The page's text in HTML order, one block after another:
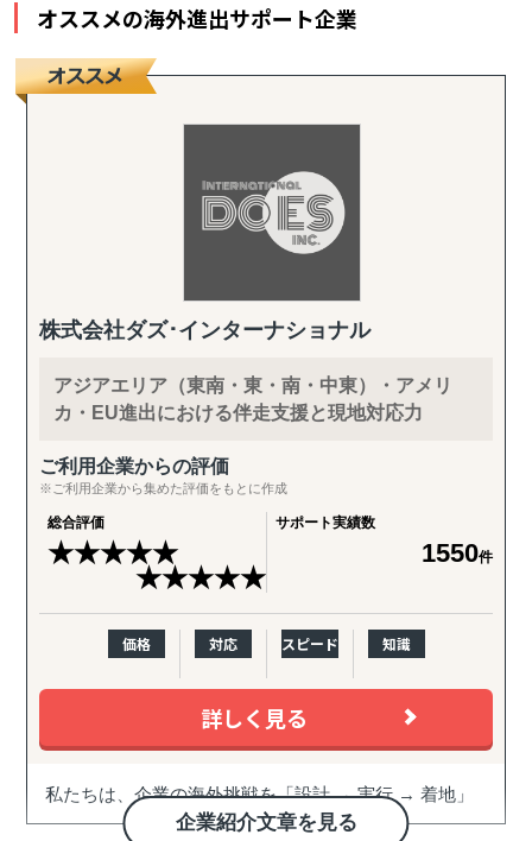
オススメの海外進出サポート企業
株式会社ダズ･インターナショナル
アジアエリア（東南・東・南・中東）・アメリ
カ・EU進出における伴走支援と現地対応力
ご利用企業からの評価
※ご利用企業から集めた評価をもとに作成
総合評価
★★★★★
★★★★★
サポート実績数
1550件
価格 対応 スピード 知識
詳しく見る
企業紹介文章を見る
私たちは、企業の海外挑戦を「設計 → 実行 → 着地」
まで一気通貫で伴走支援します。